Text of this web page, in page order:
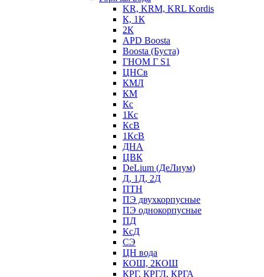
KR, KRM, KRL Kordis
К, 1К
2К
APD Boosta
Boosta (Буста)
ГНОМ Г S1
ЦНСв
КМЛ
КМ
Кс
1Кс
КсВ
1КсВ
ДНА
ЦВК
DeLium (ДеЛиум)
Д, 1Д, 2Д
ПТН
ПЭ двухкорпусные
ПЭ однокорпусные
ПД
КсД
СЭ
ЦН вода
КОШ, 2КОШ
КРГ, КРГЛ, КРГА